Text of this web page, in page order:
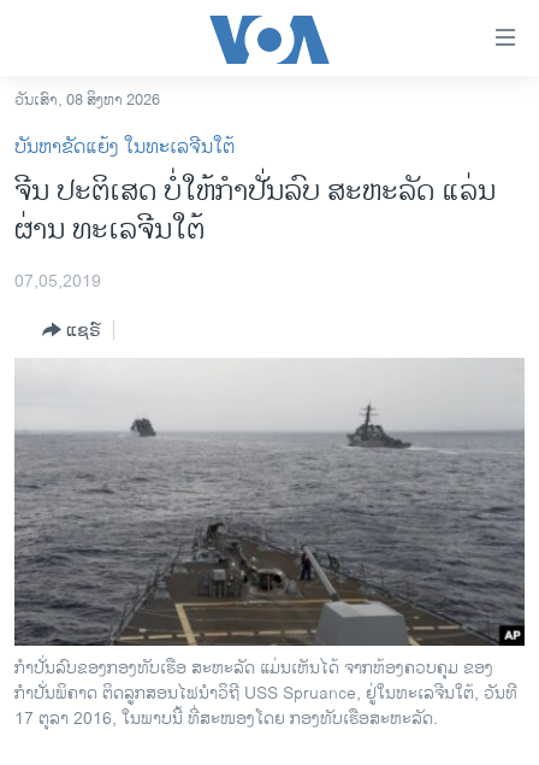
ເຂົ້າ
ຫາ
ຂ້າມ
ຂ້າມ
ຂ້າມ
ຫາ
ລາວ
ອາເມຣິກາ
ຂ່າວ​ຈີນ
ໂລກ
ອິດສະຫຼະພາບດ້ານການຂ່າວ
ຊີວິດຊາວລາວ
ຊຸມຊົນຊາວລາວ
ວິທະຍາສາດ-ເທັກໂນໂລຈີ
ທຸລະກິດ
ພາສາອັງກິດ
ວີດີໂອ
ສຽງ
ວັນເສົາ, 08 ສິງຫາ 2026
ບັນຫາຂັດແຍ້ງ ໃນທະເລຈີນໃຕ້
ຈີນ ປະຕິເສດ ບໍ່ໃຫ້ກຳປັ່ນລົບ ສະຫະລັດ ແລ່ນ
ຜ່ານ ທະເລຈີນໃຕ້
07,05,2019
ແຊຣ໌
ກຳປັ່ນລົບຂອງກອງທັບເຮືອ ສະຫະລັດ ແມ່ນເຫັນໄດ້ ຈາກຫ້ອງຄວບຄຸມ ຂອງ
ກຳປັ່ນພິຄາດ ຕິດລູກສອນໄຟນຳວິຖີ USS Spruance, ຢູ່ໃນທະເລຈີນໃຕ້, ວັນທີ
17 ຕຸລາ 2016, ໃນພາບນີ້ ທີ່ສະໜອງໂດຍ ກອງທັບເຮືອສະຫະລັດ.